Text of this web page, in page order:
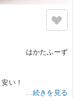
はかたふーず
い！
…続きを見る